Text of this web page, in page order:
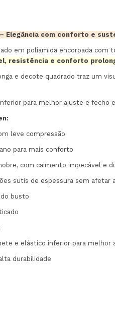
– Elegância com conforto e
em poliamida encorpada com
resistência e conforto
e decote quadrado traz um
para melhor ajuste e fecho
leve compressão
para mais conforto
com caimento impecável e
sutis de espessura sem afetar
busto
e elástico inferior para melhor
durabilidade